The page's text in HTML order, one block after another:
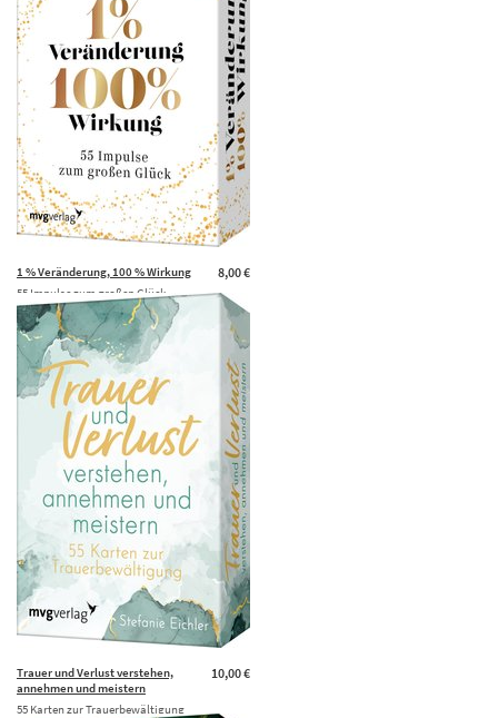
8,00 €
1 % Veränderung, 100 % Wirkung
55 Impulse zum großen Glück
10,00 €
Trauer und Verlust verstehen,
annehmen und meistern
55 Karten zur Trauerbewältigung